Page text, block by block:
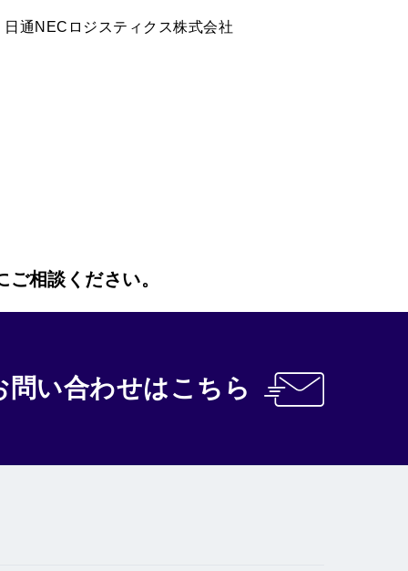
日通NECロジスティクス株式会社
相談ください。
問い合わせはこちら